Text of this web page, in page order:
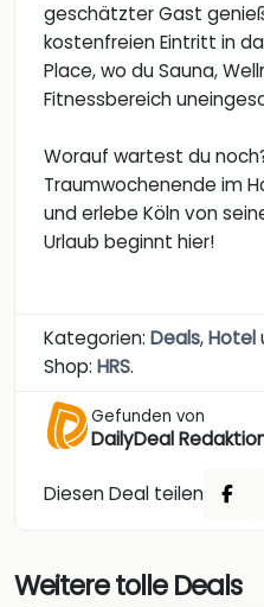
geschätzter Gast
kostenfreien Eintritt in
Place, wo du Sauna,
Fitnessbereich
Worauf wartest du
Traumwochenende im
und erlebe Köln von
Urlaub beginnt hier!
Kategorien: Deals,Hotel
Shop: HRS.
Gefunden von
DailyDeal
Diesen Deal teilen
Weitere tolle Deals